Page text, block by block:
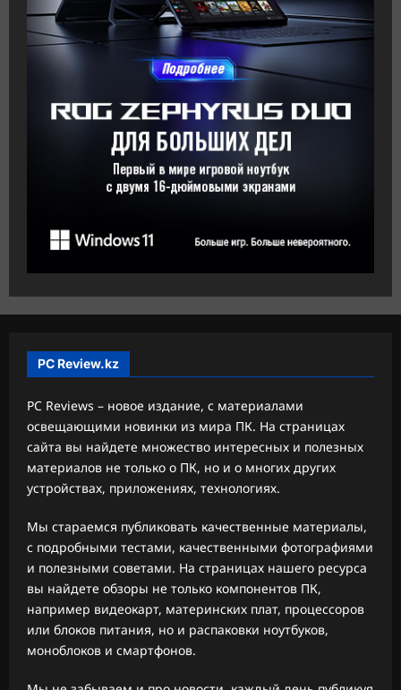
PC Review.kz
PC Reviews – новое издание, с материалами
освещающими новинки из мира ПК. На страницах
сайта вы найдете множество интересных и полезных
материалов не только о ПК, но и о многих других
устройствах, приложениях, технологиях.
Мы стараемся публиковать качественные материалы,
с подробными тестами, качественными фотографиями
и полезными советами. На страницах нашего ресурса
вы найдете обзоры не только компонентов ПК,
например видеокарт, материнских плат, процессоров
или блоков питания, но и распаковки ноутбуков,
моноблоков и смартфонов.